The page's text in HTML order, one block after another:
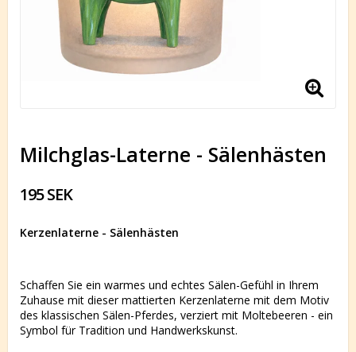
Milchglas-Laterne - Sälenhästen
195 SEK
Kerzenlaterne - Sälenhästen
Schaffen Sie ein warmes und echtes Sälen-Gefühl in Ihrem
Zuhause mit dieser mattierten Kerzenlaterne mit dem Motiv
des klassischen Sälen-Pferdes, verziert mit Moltebeeren - ein
Symbol für Tradition und Handwerkskunst.